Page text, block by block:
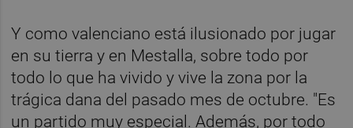
Y como valenciano está ilusionado por jugar
en su tierra y en Mestalla, sobre todo por
todo lo que ha vivido y vive la zona por la
trágica dana del pasado mes de octubre. "Es
un partido muy especial. Además, por todo